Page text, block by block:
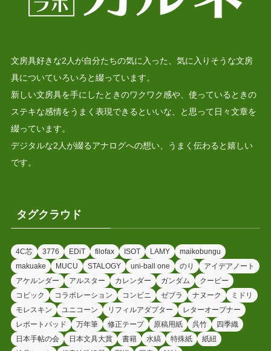
文房具好きな2人が自分たちの気に入った、気に入りそうな文房
具についていろいろと綴っています。
新しい文房具を手にしたときのワクワク感や、使っているときの
ステキな感情をうまく表現できるといいな、と思って日々文章を
綴っています。
デジタルな2人が綴るアナログへの想い、うまく伝わると嬉しい
です。
タグクラウド
4C芯 3776 EDiT filofax ISOT LAMY
maikobungu
makuake
MUCU STALOGY uni-ball one のり
アイデアノート
アケルンダー
アルスター カレンダー ガンダム
クーピー
コピック
コラボレーション コンビニ ゼブラ ナヌーク
ミドリ
モレスキン
ユニコーン リフィルアダプター
レターオープナー
レポートパッド
万年筆 修正テープ 原稿用紙 呉竹
四季織
日本手帖の会
日本文具大賞 書籍 水縞 特殊紙
紙紐